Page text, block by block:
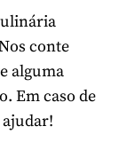
conte
alguma
Em caso de
ajudar!